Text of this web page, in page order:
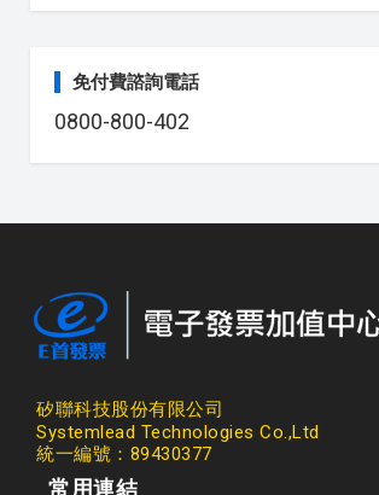
免付費諮詢電話
0800-800-402
矽聯科技股份有限公司
Systemlead Technologies Co.,Ltd
統一編號：89430377
常用連結